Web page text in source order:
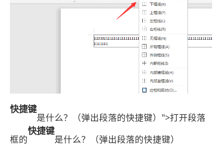
快捷键
是什么？（弹出段落的快捷键）">打开段落
框的
快捷键
是什么？（弹出段落的快捷键）